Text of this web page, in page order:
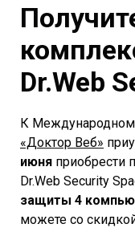
Dr.Web
К
«Доктор Веб»
июня приобрести
Dr.Web Security
защиты 4
можете со